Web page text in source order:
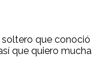
soltero que conoció
que quiero mucha